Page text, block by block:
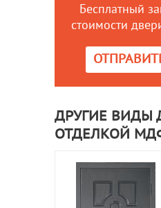
Бесплатный
стоимости
ДРУГИЕ ВИДЫ
ОТДЕЛКОЙ